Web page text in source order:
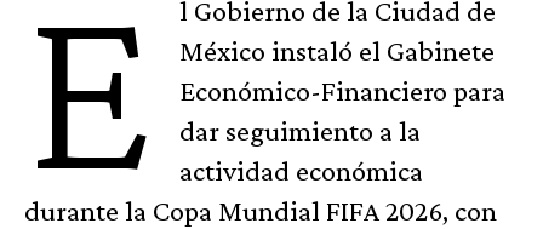
E
l Gobierno de la Ciudad de
México instaló el Gabinete
Económico-Financiero para
dar seguimiento a la
actividad económica
durante la Copa Mundial FIFA 2026, con